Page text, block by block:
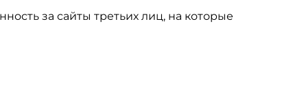
за сайты третьих лиц, на которые